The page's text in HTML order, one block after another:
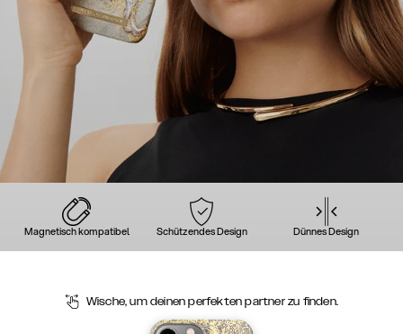
Magnetisch kompatibel Schützendes Design Dünnes Design
Wische, um deinen perfekten partner zu finden.